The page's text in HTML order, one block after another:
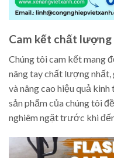
Cam kết chất
Chúng tôi cam kết mang
nâng tay chất lượng nhất,
và nâng cao hiệu quả
sản phẩm của chúng tôi
nghiêm ngặt trước khi